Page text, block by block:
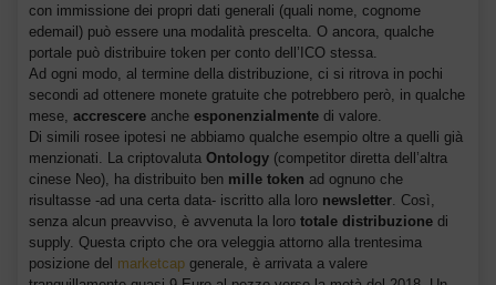
con immissione dei propri dati generali (quali nome, cognome
edemail) può essere una modalità prescelta. O ancora, qualche
portale può distribuire token per conto dell’ICO stessa.
Ad ogni modo, al termine della distribuzione, ci si ritrova in pochi
secondi ad ottenere monete gratuite che potrebbero però, in qualche
mese, accrescere anche esponenzialmente di valore.
Di simili rosee ipotesi ne abbiamo qualche esempio oltre a quelli già
menzionati. La criptovaluta Ontology (competitor diretta dell’altra
cinese Neo), ha distribuito ben mille token ad ognuno che
risultasse -ad una certa data- iscritto alla loro newsletter. Così,
senza alcun preavviso, è avvenuta la loro totale distribuzione di
supply. Questa cripto che ora veleggia attorno alla trentesima
posizione del marketcap generale, è arrivata a valere